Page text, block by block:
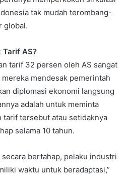
tak mudah terombang-
global.
Tarif AS?
tarif 32 persen oleh AS sangat
mendesak pemerintah
diplomasi ekonomi langsung
adalah untuk meminta
tarif tersebut atau setidaknya
selama 10 tahun.
bertahap, pelaku industri
waktu untuk beradaptasi,”